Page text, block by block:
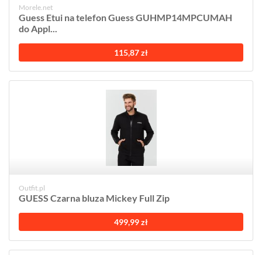
Morele.net
Guess Etui na telefon Guess GUHMP14MPCUMAH
do Appl...
115,87 zł
Outfit.pl
GUESS Czarna bluza Mickey Full Zip
499,99 zł